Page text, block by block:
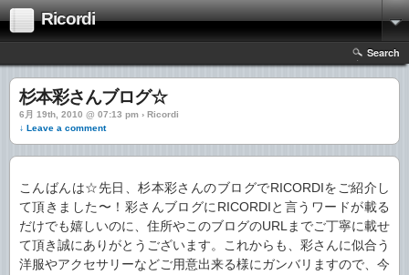
Ricordi
Search
杉本彩さんブログ☆
6月 19th, 2010 @ 07:13 pm › Ricordi
↓ Leave a comment
こんばんは☆先日、杉本彩さんのブログでRICORDIをご紹介し
て頂きました〜！彩さんブログにRICORDIと言うワードが載る
だけでも嬉しいのに、住所やこのブログのURLまでご丁寧に載せ
て頂き誠にありがとうございます。これからも、彩さんに似合う
洋服やアクセサリーなどご用意出来る様にガンバリますので、今